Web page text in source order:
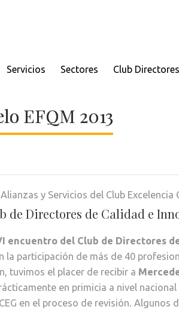
Servicios Sectores Club
EFQM 2013
y Servicios del Club Excelencia
de Directores de Calidad e
encuentro del Club de Directores
la participación de más de 40
tuvimos el placer de recibir a
en primicia a nivel
en el proceso de revisión.